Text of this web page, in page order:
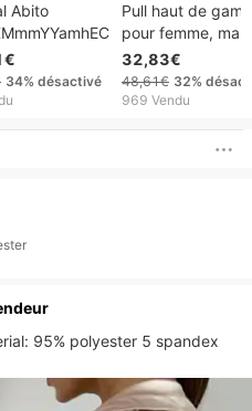
Abito
34% désactivé
Pull haut de
pour femme,
longues, épaules
dénudées, taille
haute, collection
32,83€
48,61€ 32%
969 Vendu
95% polyester 5 spandex